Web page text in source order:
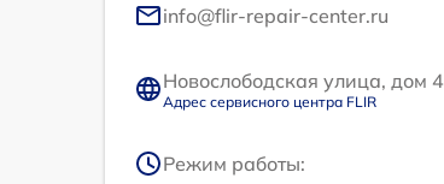
info@flir-repair-center.ru
Новослободская улица, дом 4
Адрес сервисного центра FLIR
Режим работы: